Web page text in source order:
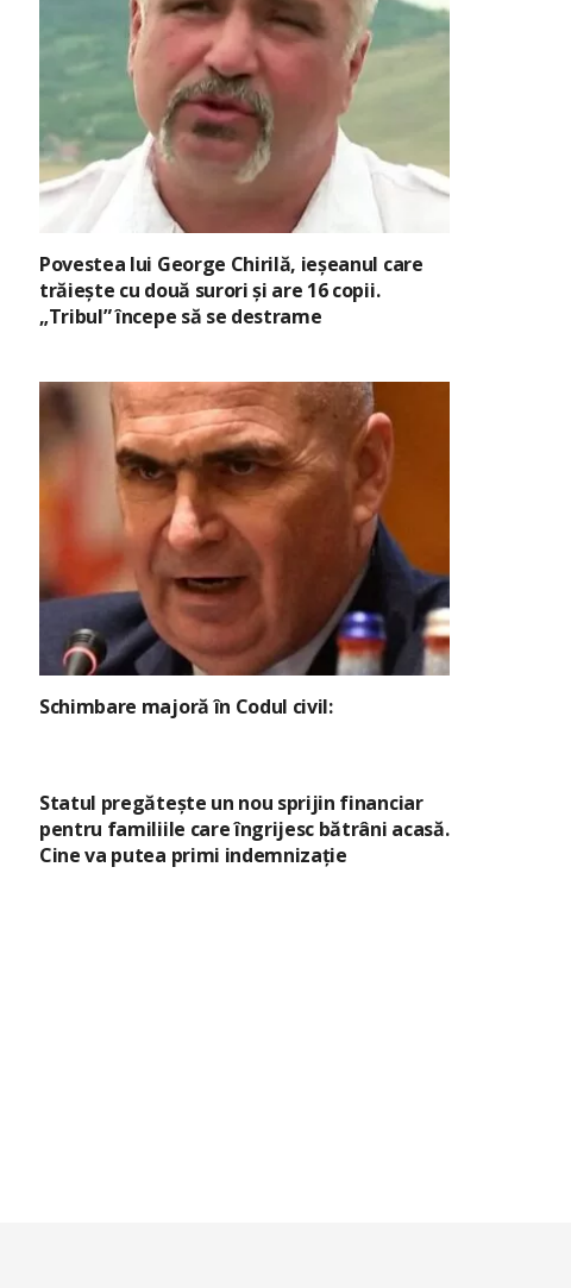
Povestea lui George Chirilă, ieșeanul care
trăiește cu două surori și are 16 copii.
„Tribul” începe să se destrame
Schimbare majoră în Codul civil:
Statul pregătește un nou sprijin financiar
pentru familiile care îngrijesc bătrâni acasă.
Cine va putea primi indemnizație